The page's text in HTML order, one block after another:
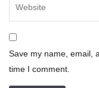
Save my name, email,
time I comment.